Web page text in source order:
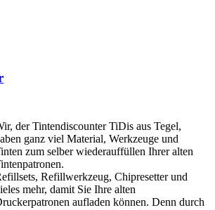
der Tintendiscounter TiDis aus Tegel,
ganz viel Material, Werkzeuge und
zum selber wiederauffüllen Ihrer alten
Refillwerkzeug, Chipresetter und
mehr, damit Sie Ihre alten
aufladen können. Denn durch